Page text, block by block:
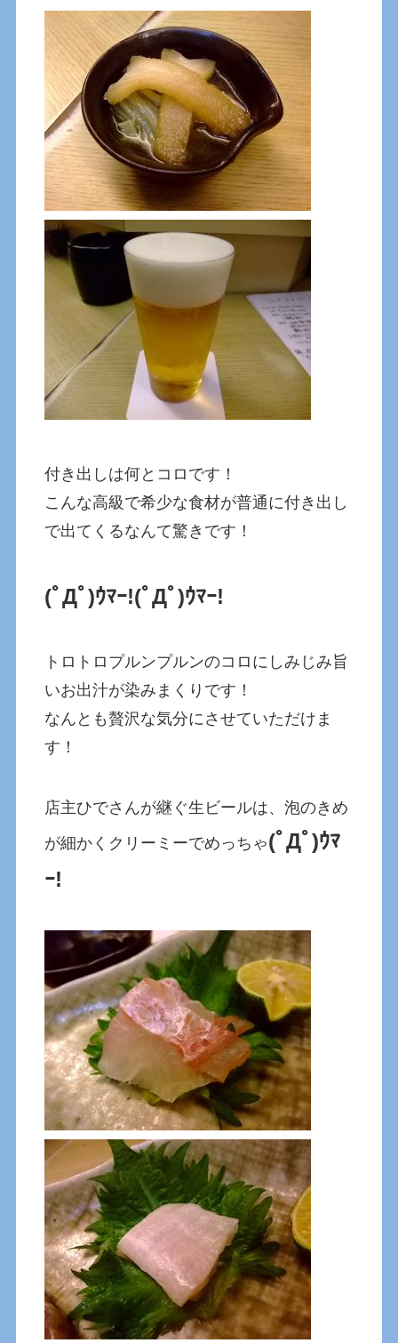
付き出しは何とコロです！
こんな高級で希少な食材が普通に付き出し
で出てくるなんて驚きです！
(ﾟДﾟ)ｳﾏｰ!(ﾟДﾟ)ｳﾏｰ!
トロトロプルンプルンのコロにしみじみ旨
いお出汁が染みまくりです！
なんとも贅沢な気分にさせていただけま
す！
店主ひでさんが継ぐ生ビールは、泡のきめ
が細かくクリーミーでめっちゃ(ﾟДﾟ)ｳﾏ
ｰ!